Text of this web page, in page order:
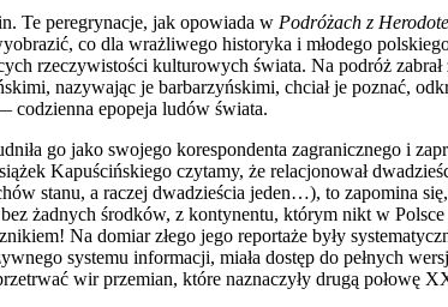
Te peregrynacje, jak opowiada w Podróżach z
co dla wrażliwego historyka i młodego
rzeczywistości kulturowych świata. Na podróż
nazywając je barbarzyńskimi, chciał je poznać,
codzienna epopeja ludów świata.
go jako swojego korespondenta zagranicznego i
Kapuścińskiego czytamy, że relacjonował
stanu, a raczej dwadzieścia jeden…), to zapomina
żadnych środków, z kontynentu, którym nikt w
Na domiar złego jego reportaże były
systemu informacji, miała dostęp do pełnych
wir przemian, które naznaczyły drugą połowę